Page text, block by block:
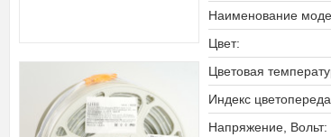
Наименование
Цвет:
Цветовая
Индекс
Напряжение, Вольт: